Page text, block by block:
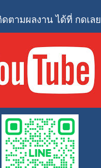
ตามผลงาน ได้ที่ กดเลย